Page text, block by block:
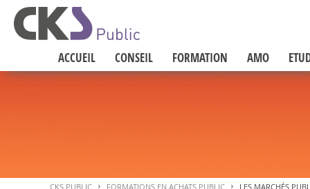
ACCUEIL CONSEIL FORMATION AMO
CKS PUBLIC > FORMATIONS EN ACHATS PUBLIC > LES MARCHÉS